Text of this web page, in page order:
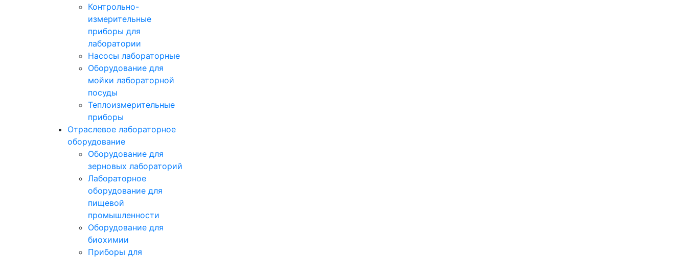
Контрольно-
измерительные
приборы для
лаборатории
Насосы лабораторные
Оборудование для
мойки лабораторной
посуды
Теплоизмерительные
приборы
Отраслевое лабораторное
оборудование
Оборудование для
зерновых лабораторий
Лабораторное
оборудование для
пищевой
промышленности
Оборудование для
биохимии
Приборы для